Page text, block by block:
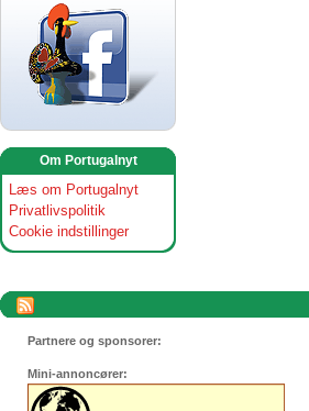
Om Portugalnyt
Læs om Portugalnyt
Privatlivspolitik
Cookie indstillinger
Partnere og sponsorer:
Mini-annoncører: